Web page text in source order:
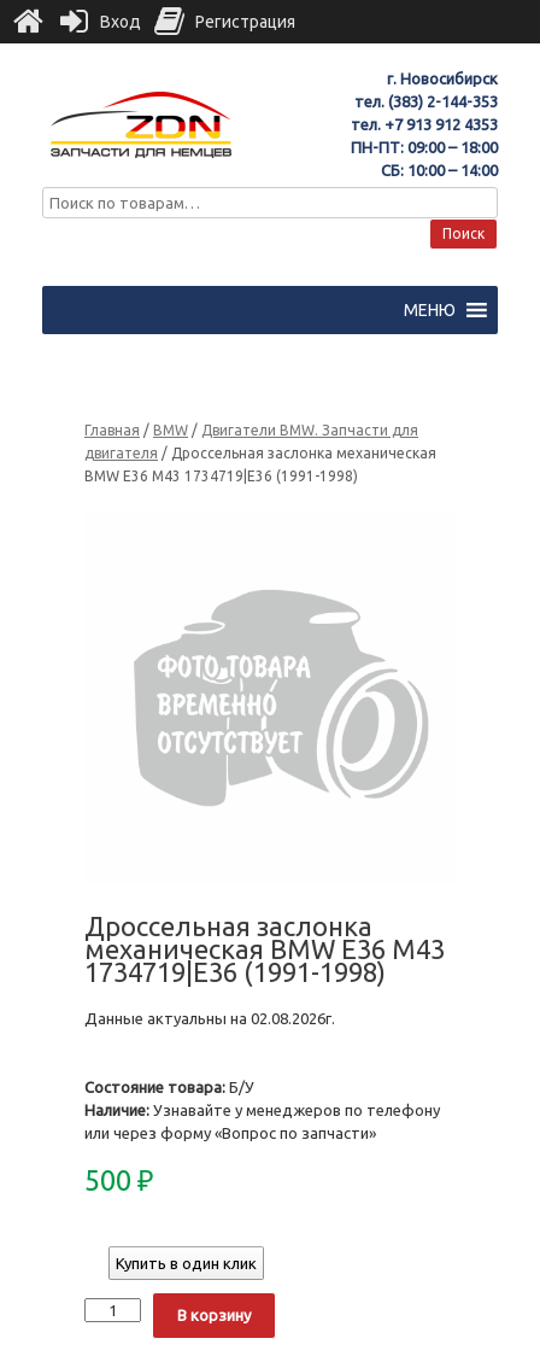
г. Новосибирск
тел. (383) 2-144-353
тел. +7 913 912 4353
ПН-ПТ: 09:00 – 18:00
СБ: 10:00 – 14:00
Поиск
МЕНЮ
Главная / BMW / Двигатели BMW. Запчасти для
двигателя / Дроссельная заслонка механическая
BMW E36 M43 1734719|E36 (1991-1998)
Дроссельная заслонка
механическая BMW E36 M43
1734719|E36 (1991-1998)
Данные актуальны на 02.08.2026г.
Состояние товара: Б/У
Наличие: Узнавайте у менеджеров по телефону
или через форму «Вопрос по запчасти»
500 ₽
Купить в один клик
Количество
В корзину
Вход Регистрация